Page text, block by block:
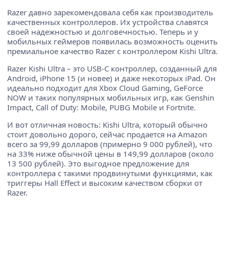
Razer давно зарекомендовала себя как производитель
качественных контроллеров. Их устройства славятся
своей надежностью и долговечностью. Теперь и у
мобильных геймеров появилась возможность оценить
премиальное качество Razer с контроллером Kishi Ultra.
Razer Kishi Ultra – это USB-C контроллер, созданный для
Android, iPhone 15 (и новее) и даже некоторых iPad. Он
идеально подходит для Xbox Cloud Gaming, GeForce
NOW и таких популярных мобильных игр, как Genshin
Impact, Call of Duty: Mobile, PUBG Mobile и Fortnite.
И вот отличная новость: Kishi Ultra, который обычно
стоит довольно дорого, сейчас продается на Amazon
всего за 99,99 долларов (примерно 9 000 рублей), что
на 33% ниже обычной цены в 149,99 долларов (около
13 500 рублей). Это выгодное предложение для
контроллера с такими продвинутыми функциями, как
триггеры Hall Effect и высоким качеством сборки от
Razer.